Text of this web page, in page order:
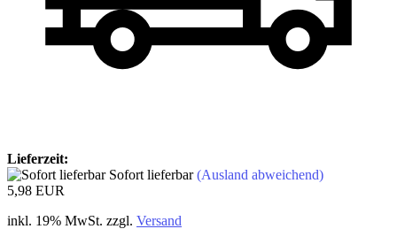
Lieferzeit:
Sofort lieferbar(Ausland abweichend)
5,98 EUR
inkl. 19% MwSt. zzgl. Versand